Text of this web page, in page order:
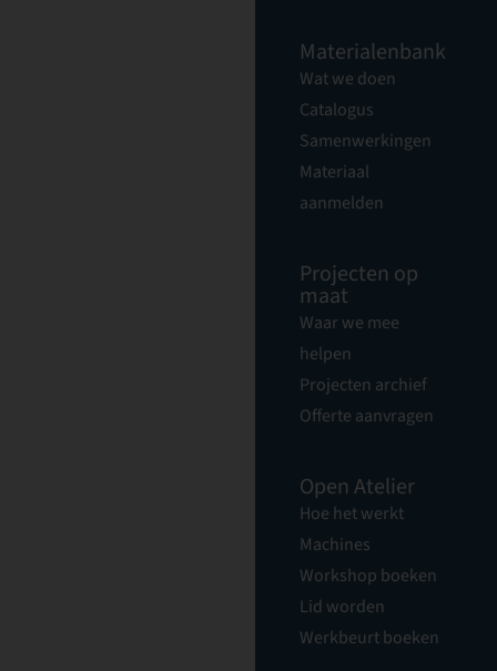
Materialenbank
Wat we doen
Catalogus
Samenwerkingen
Materiaal
aanmelden
Projecten op
maat
Waar we mee
helpen
Projecten archief
Offerte aanvragen
Open Atelier
Hoe het werkt
Machines
Workshop boeken
Lid worden
Werkbeurt boeken